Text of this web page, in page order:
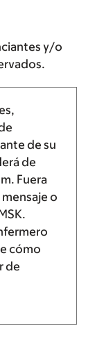
y/o
de su
de
Fuera
o
cómo
de